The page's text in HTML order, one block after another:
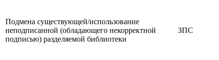
Подмена существующей/использование
неподписанной (обладающего некорректной
подписью) разделяемой библиотеки
ЗПС